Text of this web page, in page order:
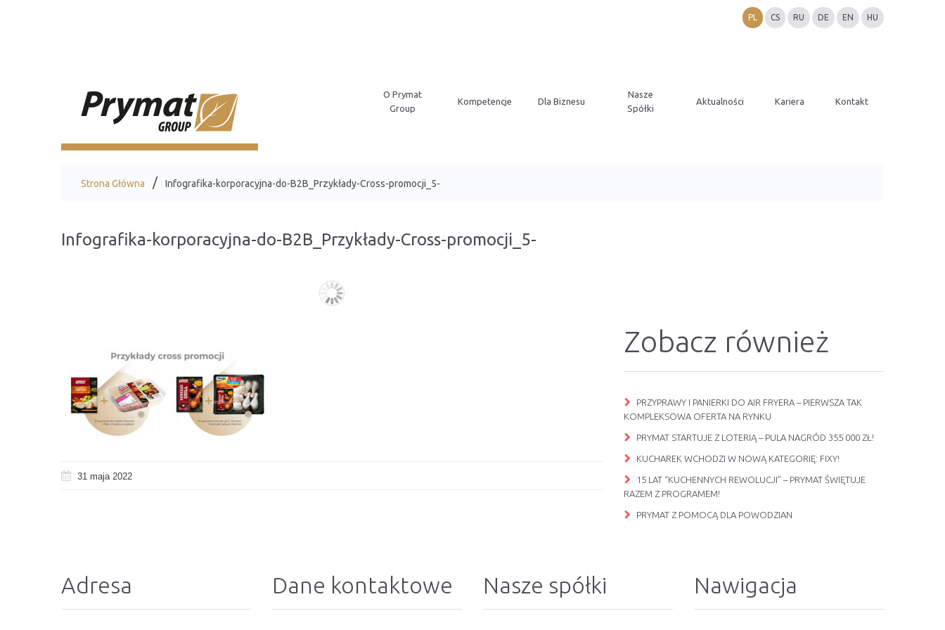
PL CS RU DE EN HU
O Prymat
Group
Kompetencje Dla Biznesu
Nasze
Spółki
Aktualności Kariera Kontakt
Strona Główna Infografika-korporacyjna-do-B2B_Przykłady-Cross-promocji_5-
Infografika-korporacyjna-do-B2B_Przykłady-Cross-promocji_5-
31 maja 2022
Zobacz również
PRZYPRAWY I PANIERKI DO AIR FRYERA – PIERWSZA TAK
KOMPLEKSOWA OFERTA NA RYNKU
PRYMAT STARTUJE Z LOTERIĄ – PULA NAGRÓD 355 000 ZŁ!
KUCHAREK WCHODZI W NOWĄ KATEGORIĘ: FIXY!
15 LAT “KUCHENNYCH REWOLUCJI” – PRYMAT ŚWIĘTUJE
RAZEM Z PROGRAMEM!
PRYMAT Z POMOCĄ DLA POWODZIAN
Adresa Dane kontaktowe Nasze spółki Nawigacja